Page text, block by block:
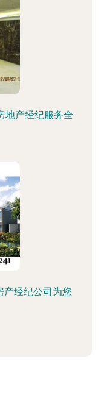
地产经纪服务全
产经纪公司为您